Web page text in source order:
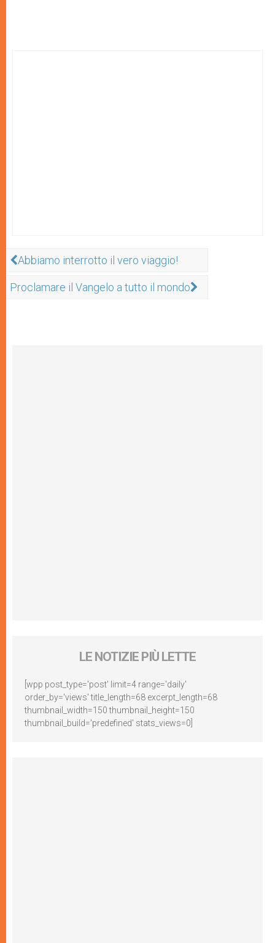
Abbiamo interrotto il vero viaggio!
Proclamare il Vangelo a tutto il mondo
LE NOTIZIE PIÙ LETTE
[wpp post_type='post' limit=4 range='daily'
order_by='views' title_length=68 excerpt_length=68
thumbnail_width=150 thumbnail_height=150
thumbnail_build='predefined' stats_views=0]